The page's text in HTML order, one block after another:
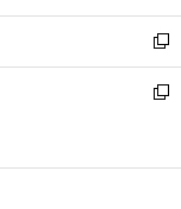
開
く
ウ
で
開
く
ン
ド
ウ
で
ウ
ィ
ン
ド
開
新
し
い
ン
新
ウ